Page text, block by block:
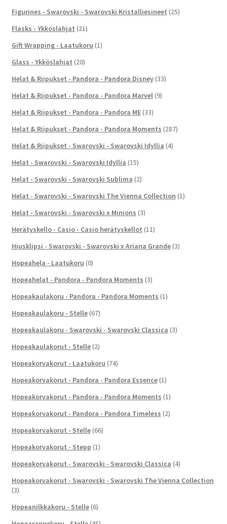
Figurines - Swarovski - Swarovski Kristalliesineet (25)
Flasks - Ykköslahjat (21)
Gift Wrapping - Laatukoru (1)
Glass - Ykköslahjat (20)
Helat & Riipukset - Pandora - Pandora Disney (33)
Helat & Riipukset - Pandora - Pandora Marvel (9)
Helat & Riipukset - Pandora - Pandora ME (33)
Helat & Riipukset - Pandora - Pandora Moments (287)
Helat & Riipukset - Swarovski - Swarovski Idyllia (4)
Helat - Swarovski - Swarovski Idyllia (15)
Helat - Swarovski - Swarovski Sublima (2)
Helat - Swarovski - Swarovski The Vienna Collection (1)
Helat - Swarovski - Swarovski x Minions (3)
Herätyskello - Casio - Casio herätyskellot (11)
Hiusklipsi - Swarovski - Swarovski x Ariana Grande (3)
Hopeahela - Laatukoru (0)
Hopeahelat - Pandora - Pandora Moments (3)
Hopeakaulakoru - Pandora - Pandora Moments (1)
Hopeakaulakoru - Stelle (67)
Hopeakaulakoru - Swarovski - Swarovski Classica (3)
Hopeakaulakorut - Stelle (2)
Hopeakorvakorut - Laatukoru (74)
Hopeakorvakorut - Pandora - Pandora Essence (1)
Hopeakorvakorut - Pandora - Pandora Moments (1)
Hopeakorvakorut - Pandora - Pandora Timeless (2)
Hopeakorvakorut - Stelle (66)
Hopeakorvakorut - Stepp (1)
Hopeakorvakorut - Swarovski - Swarovski Classica (4)
Hopeakorvakorut - Swarovski - Swarovski The Vienna Collection
(3)
Hopeanilkkakoru - Stelle (6)